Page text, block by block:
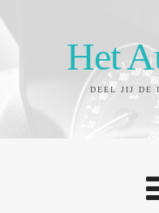
Het
DEEL JIJ DE